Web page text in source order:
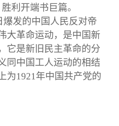
务
利开端书巨篇。
爆发的中国人民反对帝
大革命运动，是中国新
它是新旧民主革命的分
同中国工人运动的相结
为1921年中国共产党的